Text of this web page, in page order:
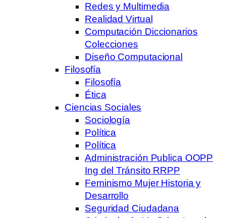
Redes y Multimedia
Realidad Virtual
Computación Diccionarios
Colecciones
Diseño Computacional
Filosofía
Filosofía
Ética
Ciencias Sociales
Sociología
Política
Política
Administración Publica OOPP
Ing del Tránsito RRPP
Feminismo Mujer Historia y
Desarrollo
Seguridad Ciudadana